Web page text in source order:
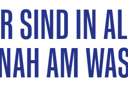
SIND IN
AM